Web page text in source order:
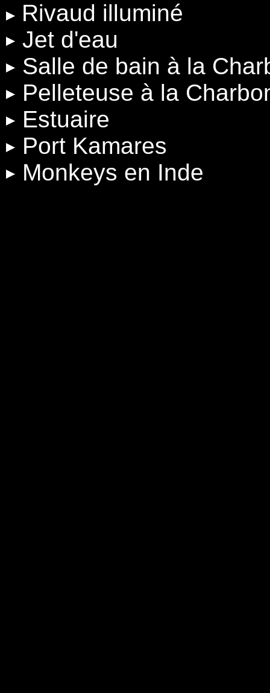
Rivaud illuminé
Jet d'eau
Salle de bain à la
Pelleteuse à la
Estuaire
Port Kamares
Monkeys en Inde